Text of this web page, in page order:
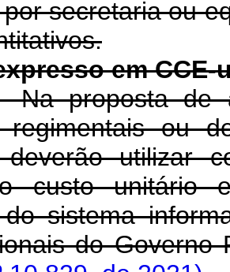
secretaria ou
em CCE-
proposta de
regimentais ou
deverão utilizar
custo unitário
sistema
do Governo